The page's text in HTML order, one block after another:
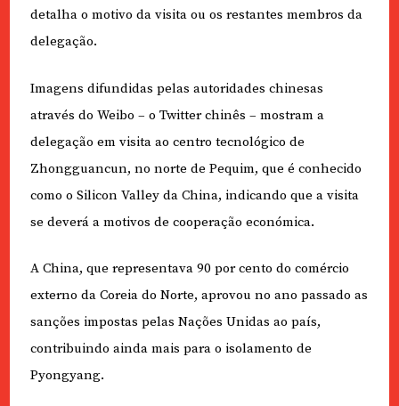
detalha o motivo da visita ou os restantes membros da
delegação.
Imagens difundidas pelas autoridades chinesas
através do Weibo – o Twitter chinês – mostram a
delegação em visita ao centro tecnológico de
Zhongguancun, no norte de Pequim, que é conhecido
como o Silicon Valley da China, indicando que a visita
se deverá a motivos de cooperação económica.
A China, que representava 90 por cento do comércio
externo da Coreia do Norte, aprovou no ano passado as
sanções impostas pelas Nações Unidas ao país,
contribuindo ainda mais para o isolamento de
Pyongyang.